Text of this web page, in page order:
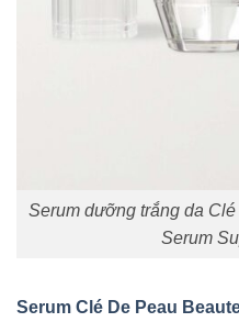
Serum dưỡng trắng da
Serum
Serum Clé De Peau